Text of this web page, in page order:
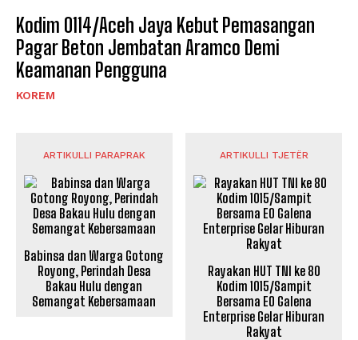
Kodim 0114/Aceh Jaya Kebut Pemasangan
Pagar Beton Jembatan Aramco Demi
Keamanan Pengguna
KOREM
ARTIKULLI PARAPRAK
Babinsa dan Warga Gotong
Royong, Perindah Desa
Bakau Hulu dengan
Semangat Kebersamaan
ARTIKULLI TJETËR
Rayakan HUT TNI ke 80
Kodim 1015/Sampit
Bersama EO Galena
Enterprise Gelar Hiburan
Rakyat